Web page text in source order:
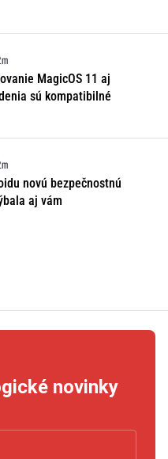
MagicOS 11 aj
sú kompatibilné
novú bezpečnostnú
aj vám
novinky